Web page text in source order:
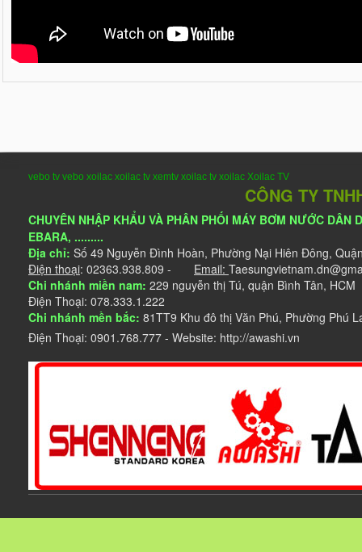
vebo tv vebo xoilac xoilac tv xemtv xoilac tv xoilac Xoilac TV
CÔNG TY
CHUYÊN NHẬP KHẨU VÀ PHÂN PHỐI MÁY BƠM NƯỚC DÂN
EBARA, .........
Địa chỉ: Số 49 Nguyễn Đình Hoàn, Phường Nại Hiên Đông,
Điện thoại: 02363.938.809 - Email:
Chi nhánh miền nam: 229 nguyễn thị Tú, quận Bình Tân, HCM
Điện Thoại: 078.333.1.222
Chi nhánh mền bắc: 81TT9 Khu đô thị Văn Phú, Phường Phú
Điện Thoại: 0901.768.777 - Website: http://awashi.vn